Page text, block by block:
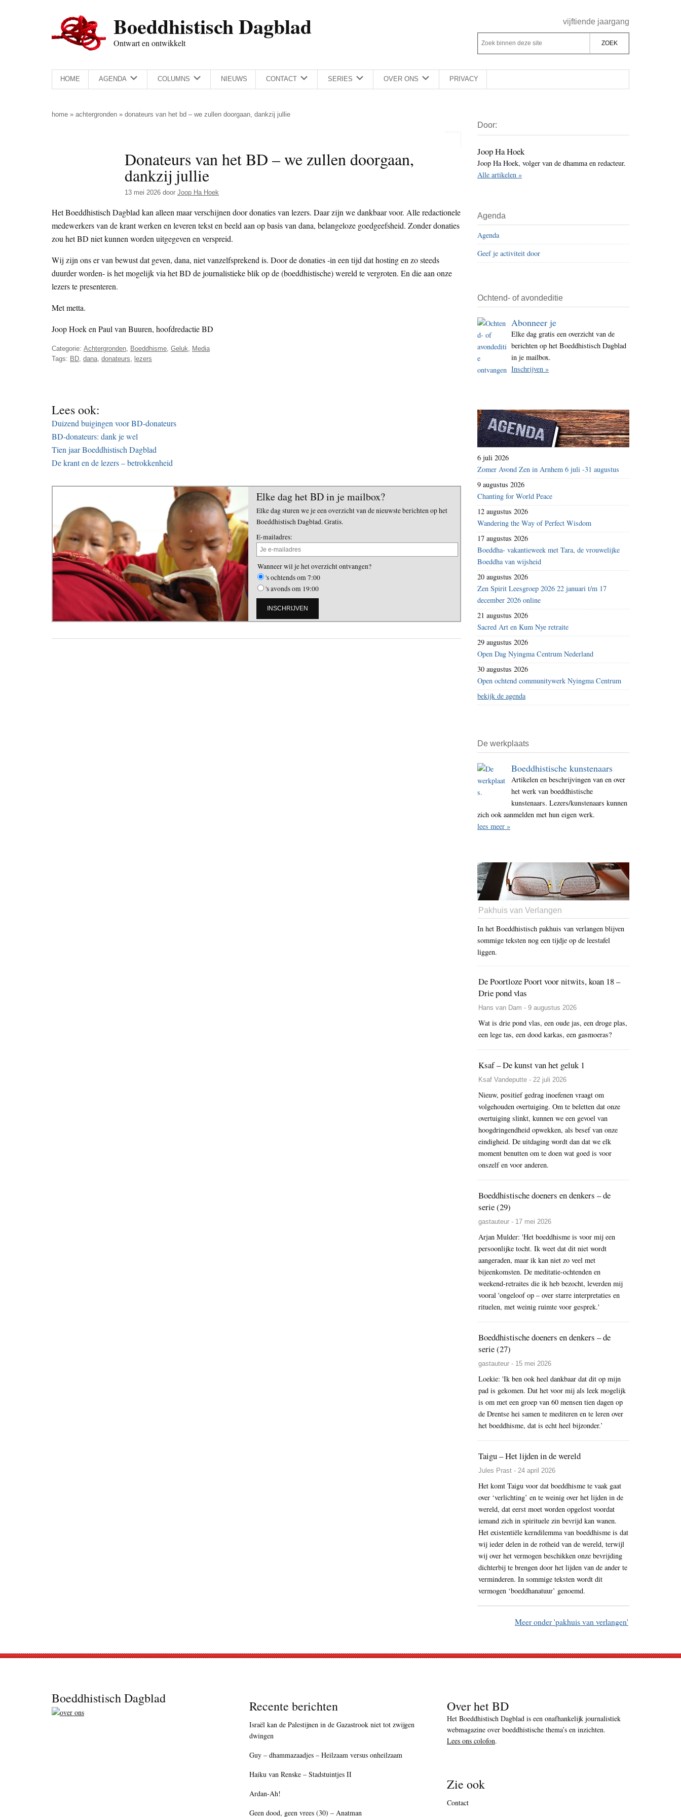
Boeddhistisch Dagblad
Ontwart en ontwikkelt
Rechts
vijftiende jaargang
Z
o
e
k
d
e
z
e
s
t
e
Z
o
k
b
n
n
d
e
s
i
t
e
HOME AGENDA COLUMNS NIEUWS CONTACT SERIES OVER ONS PRIVACY
home » achtergronden » donateurs van het bd – we zullen doorgaan, dankzij jullie
Donateurs van het BD – we zullen doorgaan,
dankzij jullie
13 mei 2026 door Joop Ha Hoek
Het Boeddhistisch Dagblad kan alleen maar verschijnen door donaties van lezers. Daar zijn we dankbaar voor. Alle redactionele
medewerkers van de krant werken en leveren tekst en beeld aan op basis van dana, belangeloze goedgeefsheid. Zonder donaties
zou het BD niet kunnen worden uitgegeven en verspreid.
Wij zijn ons er van bewust dat geven, dana, niet vanzelfsprekend is. Door de donaties -in een tijd dat hosting en zo steeds
duurder worden- is het mogelijk via het BD de journalistieke blik op de (boeddhistische) wereld te vergroten. En die aan onze
lezers te presenteren.
Met metta.
Joop Hoek en Paul van Buuren, hoofdredactie BD
Categorie: Achtergronden, Boeddhisme, Geluk, Media
Tags: BD, dana, donateurs, lezers
Lees ook:
Duizend buigingen voor BD-donateurs
BD-donateurs: dank je wel
Tien jaar Boeddhistisch Dagblad
De krant en de lezers – betrokkenheid
Elke dag het BD in je mailbox?
Elke dag sturen we je een overzicht van de nieuwste berichten op het
Boeddhistisch Dagblad. Gratis.
E-mailadres:
Wanneer wil je het overzicht ontvangen?
's ochtends om 7:00
's avonds om 19:00
Sidebar
Door:
Joop Ha Hoek
Joop Ha Hoek, volger van de dhamma en redacteur.
Alle artikelen »
Agenda
Agenda
Geef je activiteit door
Ochtend- of avondeditie
Abonneer je
Elke dag gratis een overzicht van de
berichten op het Boeddhistisch Dagblad
in je mailbox.
Inschrijven »
6 juli 2026
Zomer Avond Zen in Arnhem 6 juli -31 augustus
9 augustus 2026
Chanting for World Peace
12 augustus 2026
Wandering the Way of Perfect Wisdom
17 augustus 2026
Boeddha- vakantieweek met Tara, de vrouwelijke
Boeddha van wijsheid
20 augustus 2026
Zen Spirit Leesgroep 2026 22 januari t/m 17
december 2026 online
21 augustus 2026
Sacred Art en Kum Nye retraite
29 augustus 2026
Open Dag Nyingma Centrum Nederland
30 augustus 2026
Open ochtend communitywerk Nyingma Centrum
bekijk de agenda
De werkplaats
Boeddhistische kunstenaars
Artikelen en beschrijvingen van en over
het werk van boeddhistische
kunstenaars. Lezers/kunstenaars kunnen
zich ook aanmelden met hun eigen werk.
lees meer »
Pakhuis van Verlangen
In het Boeddhistisch pakhuis van verlangen blijven
sommige teksten nog een tijdje op de leestafel
liggen.
De Poortloze Poort voor nitwits, koan 18 –
Drie pond vlas
Hans van Dam - 9 augustus 2026
Wat is drie pond vlas, een oude jas, een droge plas,
een lege tas, een dood karkas, een gasmoeras?
Ksaf – De kunst van het geluk 1
Ksaf Vandeputte - 22 juli 2026
Nieuw, positief gedrag inoefenen vraagt om
volgehouden overtuiging. Om te beletten dat onze
overtuiging slinkt, kunnen we een gevoel van
hoogdringendheid opwekken, als besef van onze
eindigheid. De uitdaging wordt dan dat we elk
moment benutten om te doen wat goed is voor
onszelf en voor anderen.
Boeddhistische doeners en denkers – de
serie (29)
gastauteur - 17 mei 2026
Arjan Mulder: 'Het boeddhisme is voor mij een
persoonlijke tocht. Ik weet dat dit niet wordt
aangeraden, maar ik kan niet zo veel met
bijeenkomsten. De meditatie-ochtenden en
weekend-retraites die ik heb bezocht, leverden mij
vooral 'ongeloof op – over starre interpretaties en
rituelen, met weinig ruimte voor gesprek.'
Boeddhistische doeners en denkers – de
serie (27)
gastauteur - 15 mei 2026
Loekie: 'Ik ben ook heel dankbaar dat dit op mijn
pad is gekomen. Dat het voor mij als leek mogelijk
is om met een groep van 60 mensen tien dagen op
de Drentse hei samen te mediteren en te leren over
het boeddhisme, dat is echt heel bijzonder.’
Taigu – Het lijden in de wereld
Jules Prast - 24 april 2026
Het komt Taigu voor dat boeddhisme te vaak gaat
over ‘verlichting’ en te weinig over het lijden in de
wereld, dat eerst moet worden opgelost voordat
iemand zich in spirituele zin bevrijd kan wanen.
Het existentiële kerndilemma van boeddhisme is dat
wij ieder delen in de rotheid van de wereld, terwijl
wij over het vermogen beschikken onze bevrijding
dichterbij te brengen door het lijden van de ander te
verminderen. In sommige teksten wordt dit
vermogen ‘boeddhanatuur’ genoemd.
Meer onder 'pakhuis van verlangen'
Boeddhistisch Dagblad Recente berichten
Israël kan de Palestijnen in de Gazastrook niet tot zwijgen
dwingen
Guy – dhammazaadjes – Heilzaam versus onheilzaam
Haiku van Renske – Stadstuintjes II
Ardan-Ah!
Geen dood, geen vrees (30) – Anatman
Over het BD
Het Boeddhistisch Dagblad is een onafhankelijk journalistiek
webmagazine over boeddhistische thema’s en inzichten.
Lees ons colofon.
Zie ook
Contact